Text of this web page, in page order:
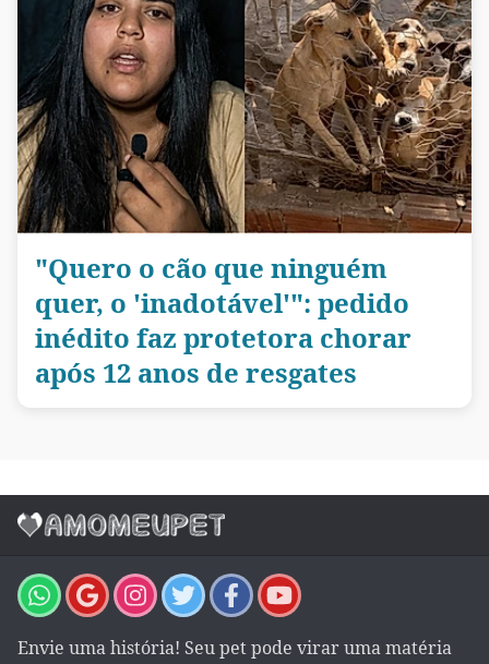
"Quero o cão que ninguém
quer, o 'inadotável'": pedido
inédito faz protetora chorar
após 12 anos de resgates
Envie uma história! Seu pet pode virar uma matéria